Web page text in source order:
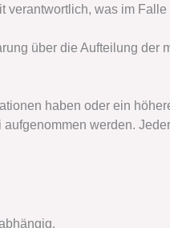
verantwortlich, was im
über die Aufteilung der
haben oder ein
werden.